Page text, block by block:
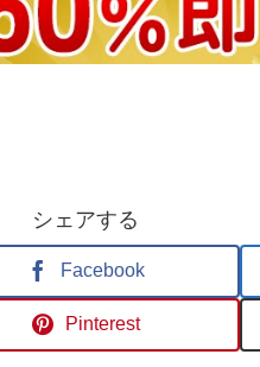
シェアする
Facebook
Pinterest